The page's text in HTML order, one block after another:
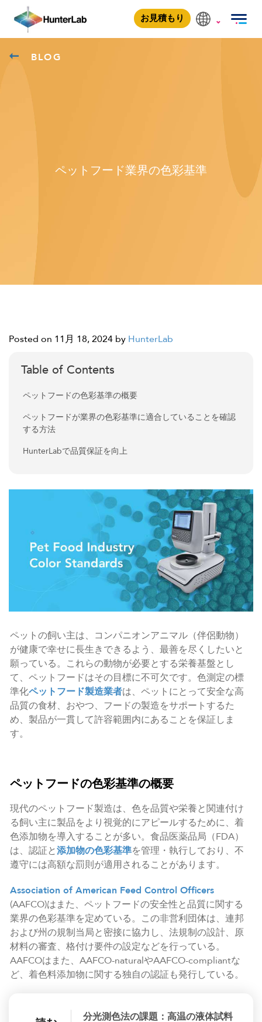
お見積もり
BLOG
ペットフード業界の色彩基準
Posted on 11月 18, 2024 by HunterLab
Table of Contents
ペットフードの色彩基準の概要
ペットフードが業界の色彩基準に適合していることを確認
する方法
HunterLabで品質保証を向上
ペットの飼い主は、コンパニオンアニマル（伴侶動物）
が健康で幸せに長生きできるよう、最善を尽くしたいと
願っている。これらの動物が必要とする栄養基盤とし
て、ペットフードはその目標に不可欠です。色測定の標
準化ペットフード製造業者は、ペットにとって安全な高
品質の食材、おやつ、フードの製造をサポートするた
め、製品が一貫して許容範囲内にあることを保証しま
す。
ペットフードの色彩基準の概要
現代のペットフード製造は、色を品質や栄養と関連付け
る飼い主に製品をより視覚的にアピールするために、着
色添加物を導入することが多い。食品医薬品局（FDA）
は、認証と添加物の色彩基準を管理・執行しており、不
遵守には高額な罰則が適用されることがあります。
Association of American Feed Control Officers
(AAFCO)はまた、ペットフードの安全性と品質に関する
業界の色彩基準を定めている。この非営利団体は、連邦
および州の規制当局と密接に協力し、法規制の設計、原
材料の審査、格付け要件の設定などを行っている。
AAFCOはまた、AAFCO-naturalやAAFCO-compliantな
ど、着色料添加物に関する独自の認証も発行している。
分光測色法の課題：高温の液体試料